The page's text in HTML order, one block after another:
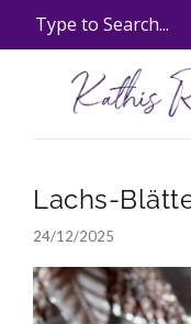
Lachs-
24/12/2025